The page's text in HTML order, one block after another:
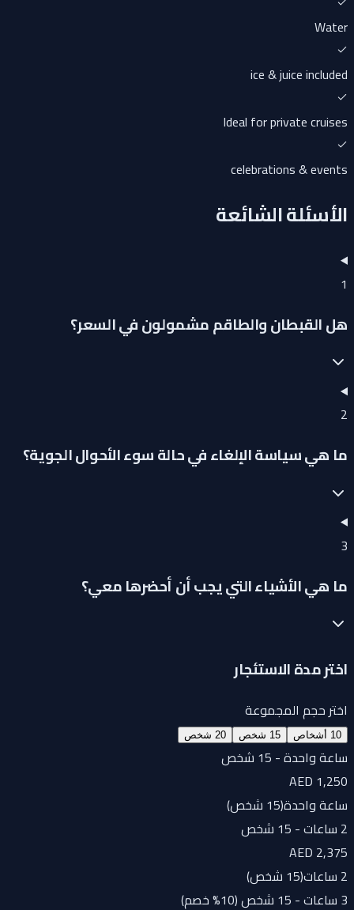
Water
ice & juice included
Ideal for private cruises
celebrations & events
الأسئلة الشائعة
هل القبطان والطاقم مشمولون في السعر؟
ما هي سياسة الإلغاء في حالة سوء الأحوال الجوية؟
ما هي الأشياء التي يجب أن أحضرها معي؟
اختر مدة الاستئجار
اختر حجم المجموعة
10 أشخاص 15 شخص 20 شخص
ساعة واحدة - 15 شخص
AED 1,250
ساعة واحدة(15 شخص
AED 2,375
(15 شخص